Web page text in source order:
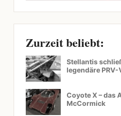
Zurzeit beliebt:
Stellantis
legendäre
Coyote X – das
McCormick